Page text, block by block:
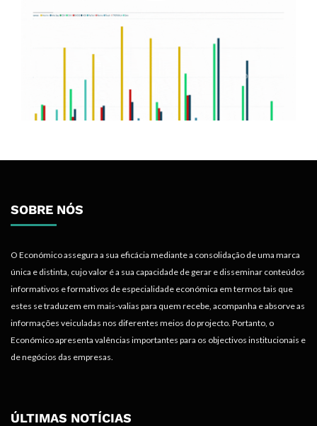
SOBRE NÓS
O Económico assegura a sua eficácia mediante a consolidação de uma marca
única e distinta, cujo valor é a sua capacidade de gerar e disseminar conteúdos
informativos e formativos de especialidade económica em termos tais que
estes se traduzem em mais-valias para quem recebe, acompanha e absorve as
informações veiculadas nos diferentes meios do projecto. Portanto, o
Económico apresenta valências importantes para os objectivos institucionais e
de negócios das empresas.
ÚLTIMAS NOTÍCIAS